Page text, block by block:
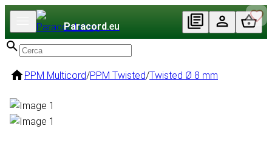
Paracord.eu
PPM Multicord/PPM Twisted/Twisted Ø 8 mm